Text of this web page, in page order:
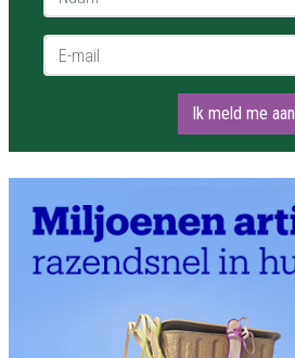
E-mail *
Ik meld me aan